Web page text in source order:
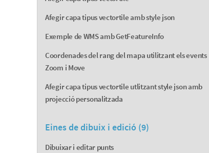
Afegir capa tipus vectortile amb style json
Exemple de WMS amb GetFeatureInfo
Coordenades del rang del mapa utilitzant els events
Zoom i Move
Afegir capa tipus vectortile utlitzant style json amb
projecció personalitzada
Eines de dibuix i edició (9)
Dibuixar i editar punts